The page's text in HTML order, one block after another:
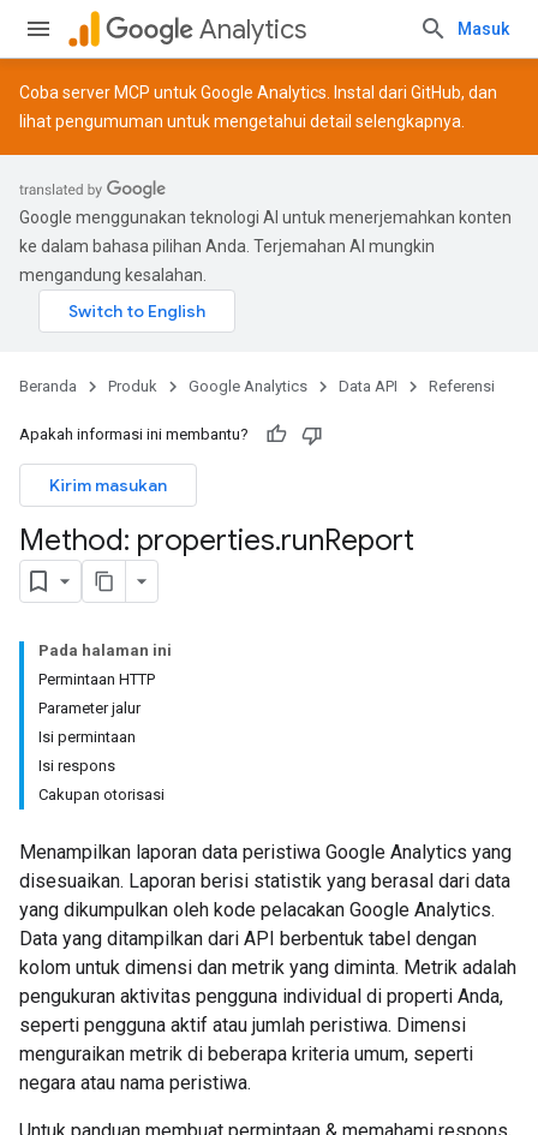
Analytics Masuk
Coba server MCP untuk Google Analytics. Instal dari GitHub, dan
lihatpengumuman untuk mengetahui detail selengkapnya.
Google menggunakan teknologi AI untuk menerjemahkan konten
ke dalam bahasa pilihan Anda. Terjemahan AI mungkin
mengandung kesalahan.
Beranda Produk Google Analytics Data API Referensi
Apakah informasi ini membantu?
Kirim masukan
Method: properties.runReport
Pada halaman ini
Permintaan HTTP
Parameter jalur
Isi permintaan
Isi respons
Cakupan otorisasi
Menampilkan laporan data peristiwa Google Analytics yang
disesuaikan. Laporan berisi statistik yang berasal dari data
yang dikumpulkan oleh kode pelacakan Google Analytics.
Data yang ditampilkan dari API berbentuk tabel dengan
kolom untuk dimensi dan metrik yang diminta. Metrik adalah
pengukuran aktivitas pengguna individual di properti Anda,
seperti pengguna aktif atau jumlah peristiwa. Dimensi
menguraikan metrik di beberapa kriteria umum, seperti
negara atau nama peristiwa.